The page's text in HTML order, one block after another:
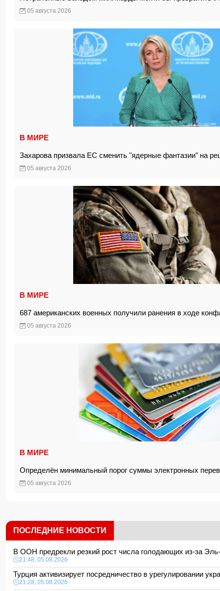
05 августа 2026
В МИРЕ
Захарова призвала ЕС сменить "ядерные фантазии" на
05 августа 2026
В МИРЕ
687 американских военных получили ранения в ходе
05 августа 2026
В МИРЕ
Определён минимальный порог суммы электронных
05 августа 2026
ПОСЛЕДНИЕ НОВОСТИ
В ООН предрекли резкий рост числа голодающих из-за
21:48, 05.08.2026
Турция активизирует посредничество в урегулировании
21:28, 05.08.2026